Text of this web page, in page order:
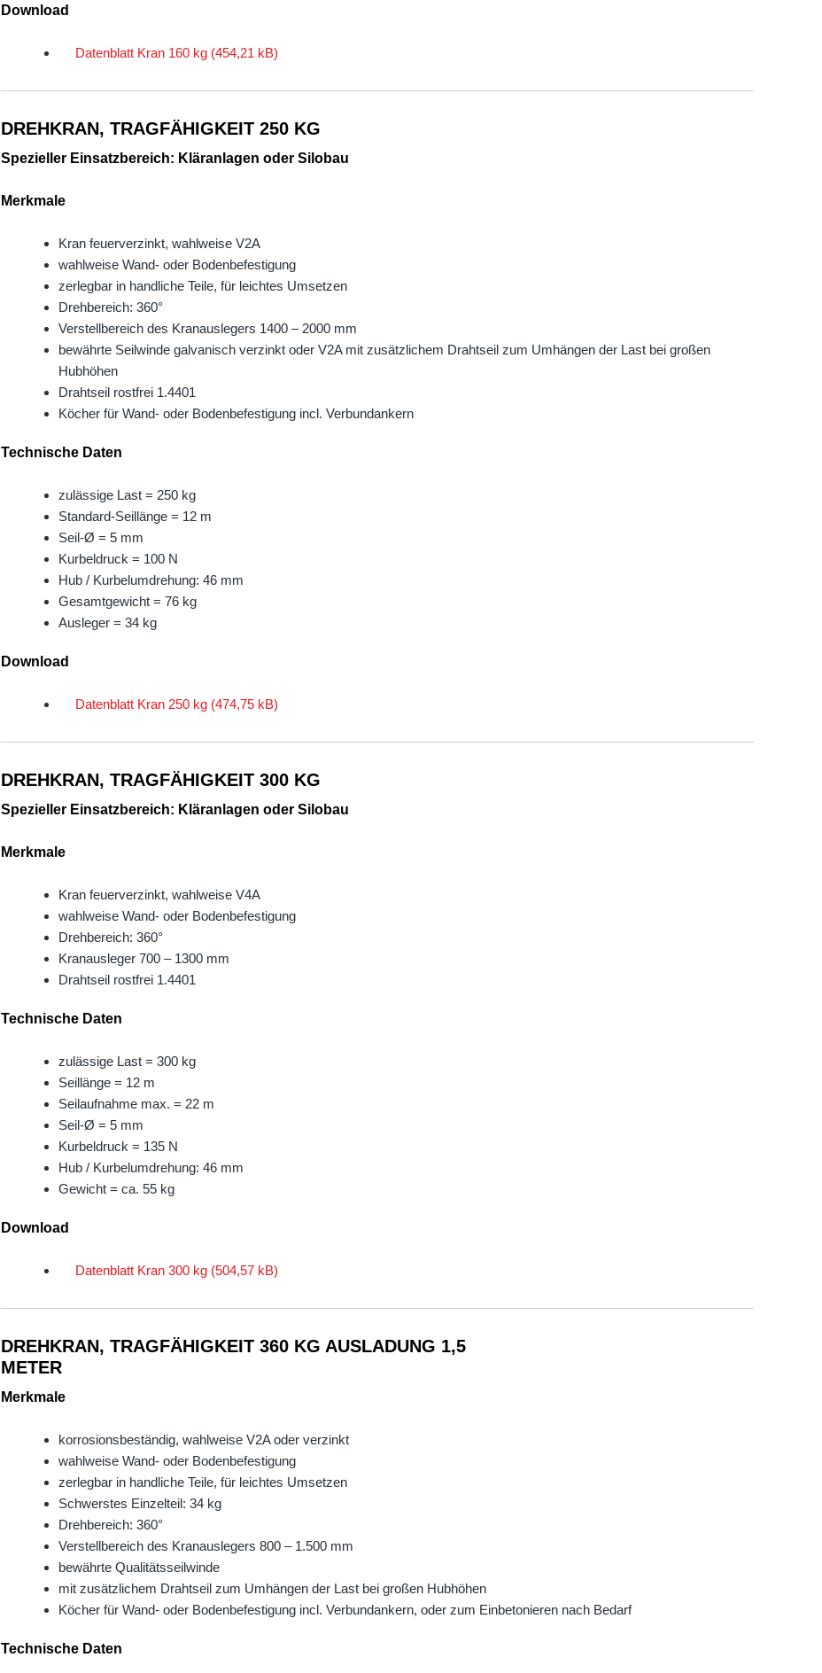
Download
Datenblatt Kran 160 kg
DREHKRAN, TRAGFÄHIGKEIT 250 KG
Spezieller Einsatzbereich: Kläranlagen oder Silobau
Merkmale
Kran feuerverzinkt, wahlweise V2A
wahlweise Wand- oder Bodenbefestigung
zerlegbar in handliche Teile, für leichtes Umsetzen
Drehbereich: 360°
Verstellbereich des Kranauslegers 1400 – 2000 mm
bewährte Seilwinde galvanisch verzinkt oder V2A mit zusätzlichem Drahtseil zum Umhängen der Last bei großen
Hubhöhen
Drahtseil rostfrei 1.4401
Köcher für Wand- oder Bodenbefestigung incl. Verbundankern
Technische Daten
zulässige Last = 250 kg
Standard-Seillänge = 12 m
Seil-Ø = 5 mm
Kurbeldruck = 100 N
Hub / Kurbelumdrehung: 46 mm
Gesamtgewicht = 76 kg
Ausleger = 34 kg
Download
Datenblatt Kran 250 kg
DREHKRAN, TRAGFÄHIGKEIT 300 KG
Spezieller Einsatzbereich: Kläranlagen oder Silobau
Merkmale
Kran feuerverzinkt, wahlweise V4A
wahlweise Wand- oder Bodenbefestigung
Drehbereich: 360°
Kranausleger 700 – 1300 mm
Drahtseil rostfrei 1.4401
Technische Daten
zulässige Last = 300 kg
Seillänge = 12 m
Seilaufnahme max. = 22 m
Seil-Ø = 5 mm
Kurbeldruck = 135 N
Hub / Kurbelumdrehung: 46 mm
Gewicht = ca. 55 kg
Download
Datenblatt Kran 300 kg
DREHKRAN, TRAGFÄHIGKEIT 360 KG AUSLADUNG 1,5
METER
Merkmale
korrosionsbeständig, wahlweise V2A oder verzinkt
wahlweise Wand- oder Bodenbefestigung
zerlegbar in handliche Teile, für leichtes Umsetzen
Schwerstes Einzelteil: 34 kg
Drehbereich: 360°
Verstellbereich des Kranauslegers 800 – 1.500 mm
bewährte Qualitätsseilwinde
mit zusätzlichem Drahtseil zum Umhängen der Last bei großen Hubhöhen
Köcher für Wand- oder Bodenbefestigung incl. Verbundankern, oder zum Einbetonieren nach Bedarf
Technische Daten